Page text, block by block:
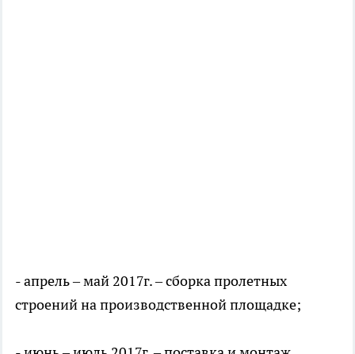
- апрель – май 2017г. – сборка пролетных
строений на производственной площадке;